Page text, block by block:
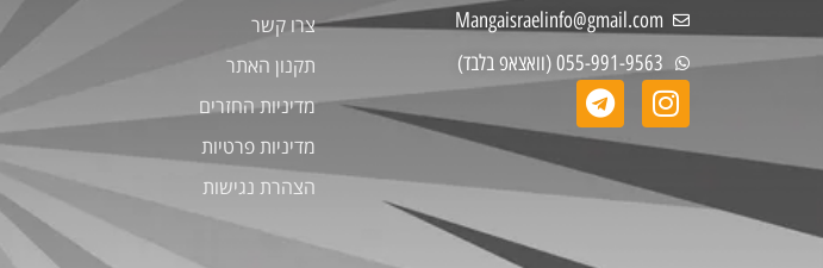
Mangaisraelinfo@gmail.com
055-991-9563 (וואצאפ בלבד)
צרו קשר
תקנון האתר
מדיניות החזרים
מדיניות פרטיות
הצהרת נגישות